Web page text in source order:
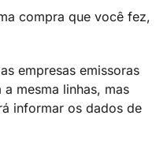
compra que você fez,
empresas emissoras
mesma linhas, mas
informar os dados de